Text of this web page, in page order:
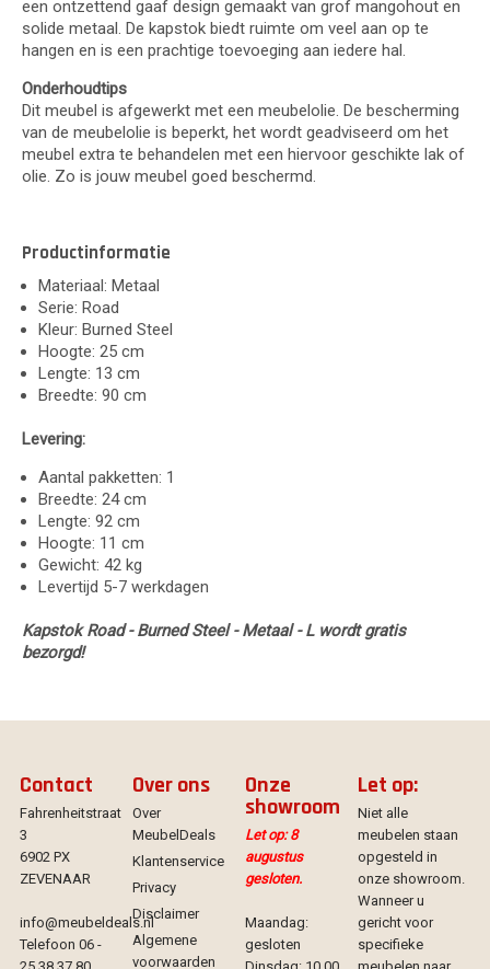
een ontzettend gaaf design gemaakt van grof mangohout en
solide metaal. De kapstok biedt ruimte om veel aan op te
hangen en is een prachtige toevoeging aan iedere hal.
Onderhoudtips
Dit meubel is afgewerkt met een meubelolie. De bescherming
van de meubelolie is beperkt, het wordt geadviseerd om het
meubel extra te behandelen met een hiervoor geschikte lak of
olie. Zo is jouw meubel goed beschermd.
Productinformatie
Materiaal: Metaal
Serie: Road
Kleur: Burned Steel
Hoogte: 25 cm
Lengte: 13 cm
Breedte: 90 cm
Levering:
Aantal pakketten: 1
Breedte: 24 cm
Lengte: 92 cm
Hoogte: 11 cm
Gewicht: 42 kg
Levertijd 5-7 werkdagen
Kapstok Road - Burned Steel - Metaal - L wordt gratis
bezorgd!
Contact
Fahrenheitstraat
3
6902 PX
ZEVENAAR
info@meubeldeals.nl
Telefoon 06 -
Over ons
Over
MeubelDeals
Klantenservice
Privacy
Disclaimer
Algemene
voorwaarden
Onze
showroom
Let op: 8
augustus
gesloten.
Maandag:
gesloten
Let op:
Niet alle
meubelen staan
opgesteld in
onze showroom.
Wanneer u
gericht voor
specifieke